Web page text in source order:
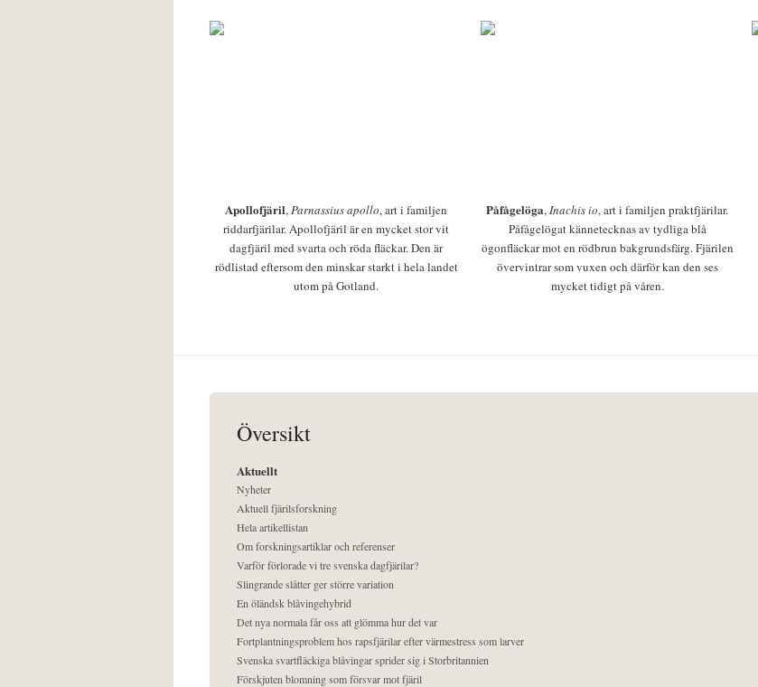
Apollofjäril,Parnassius apollo, art i familjen
riddarfjärilar. Apollofjäril är en mycket stor vit
dagfjäril med svarta och röda fläckar. Den är
rödlistad eftersom den minskar starkt i hela landet
utom på Gotland.
Påfågelöga,Inachis io, art i familjen praktfjärilar.
Påfågelögat kännetecknas av tydliga blå
ögonfläckar mot en rödbrun bakgrundsfärg. Fjärilen
övervintrar som vuxen och därför kan den ses
mycket tidigt på våren.
Översikt
Aktuellt
Nyheter
Aktuell fjärilsforskning
Hela artikellistan
Om forskningsartiklar och referenser
Varför förlorade vi tre svenska dagfjärilar?
Slingrande slåtter ger större variation
En öländsk blåvingehybrid
Det nya normala får oss att glömma hur det var
Fortplantningsproblem hos rapsfjärilar efter värmestress som larver
Svenska svartfläckiga blåvingar sprider sig i Storbritannien
Förskjuten blomning som försvar mot fjäril